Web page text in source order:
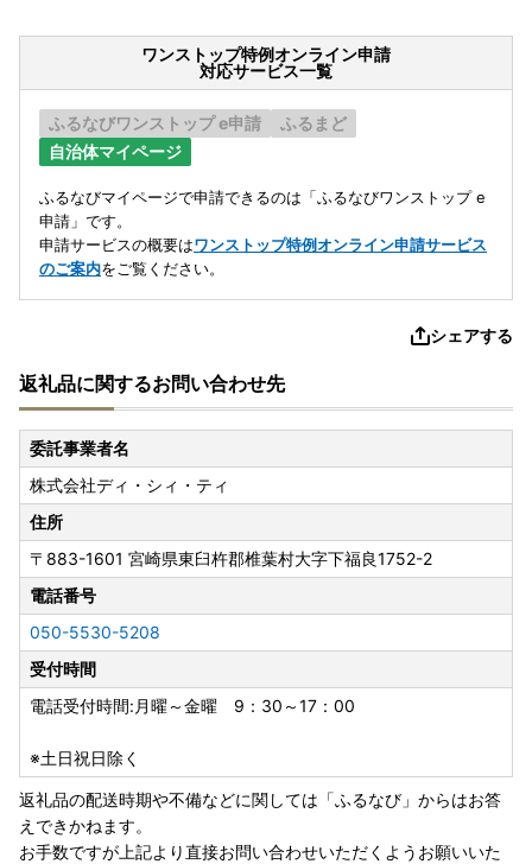
ワンストップ特例オンライン申請
対応サービス一覧
ふるなびワンストップ e申請
ふるまど
自治体マイページ
ふるなびマイページで申請できるのは「ふるなびワンストップ e
申請」です。
申請サービスの概要はワンストップ特例オンライン申請サービス
のご案内をご覧ください。
シェアする
返礼品に関するお問い合わせ先
委託事業者名
株式会社ディ・シィ・ティ
住所
〒883-1601 宮崎県東臼杵郡椎葉村大字下福良1752-2
電話番号
050-5530-5208
受付時間
電話受付時間:月曜～金曜 9：30～17：00
※土日祝日除く
返礼品の配送時期や不備などに関しては「ふるなび」からはお答
えできかねます。
お手数ですが上記より直接お問い合わせいただくようお願いいた